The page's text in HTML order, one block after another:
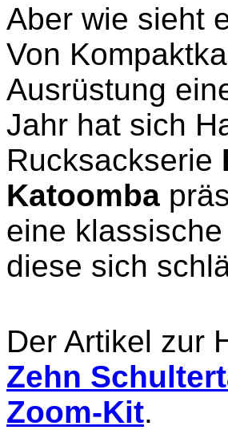
Aber wie sieht
Von
Ausrüstung
Jahr hat sich
Rucksackserie
Katoomba
eine
diese sich
Der Artikel zur
Zehn
Zoom-Kit.